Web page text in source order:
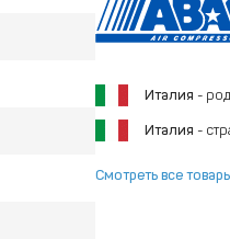
Италия -
Италия -
Смотреть все